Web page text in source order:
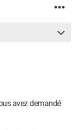
avez demandé